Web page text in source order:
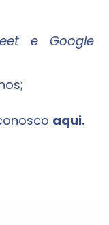
e Google
aqui.